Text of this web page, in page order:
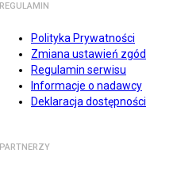
REGULAMIN
Polityka Prywatności
Zmiana ustawień zgód
Regulamin serwisu
Informacje o nadawcy
Deklaracja dostępności
PARTNERZY